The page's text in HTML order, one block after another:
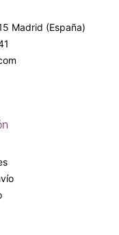
Madrid (España)